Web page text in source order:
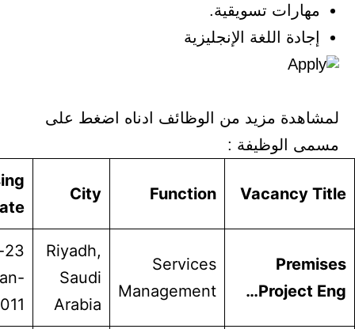
تسويقية.
اللغة الإنجليزية
مزيد من الوظائف ادناه اضغط على
الوظيفة :
Vacancy
Function
Closing
Project
Services
Management
Riyadh,
Arabia
Jan-
2011